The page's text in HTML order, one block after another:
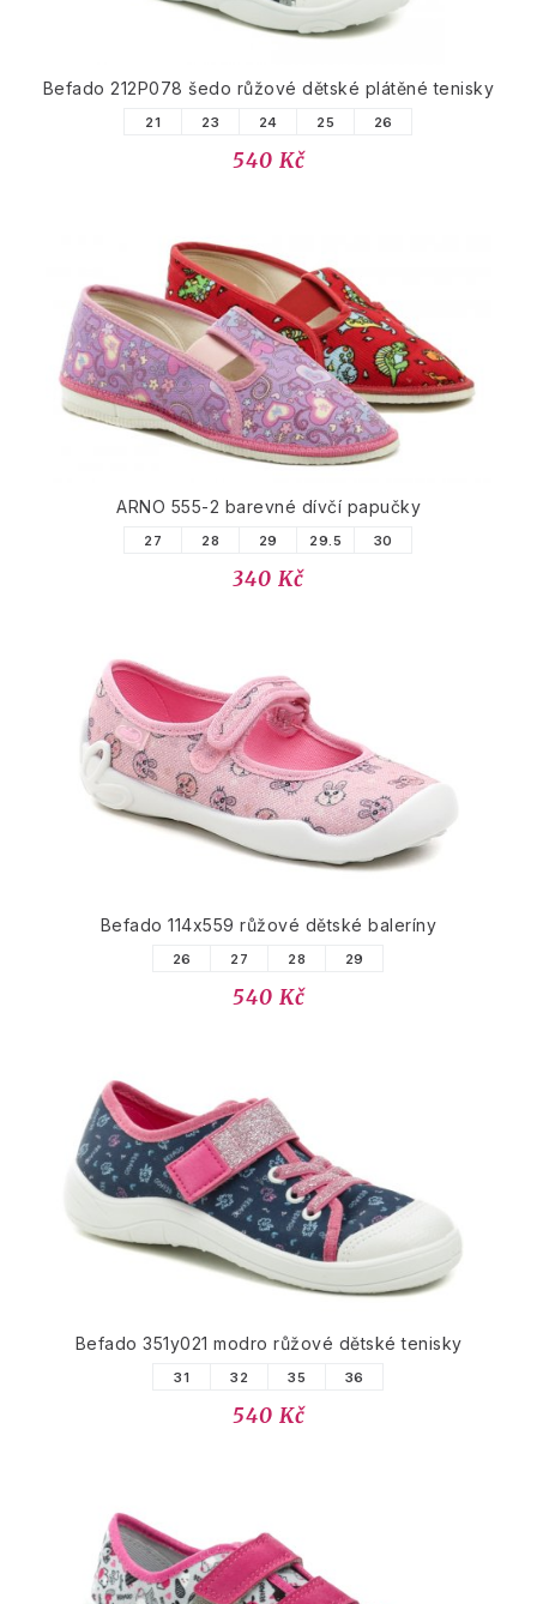
Befado 212P078 šedo růžové dětské plátěné tenisky
21 23 24 25 26
540 Kč
ARNO 555-2 barevné dívčí papučky
27 28 29 29.5 30
340 Kč
Befado 114x559 růžové dětské baleríny
26 27 28 29
540 Kč
Befado 351y021 modro růžové dětské tenisky
31 32 35 36
540 Kč